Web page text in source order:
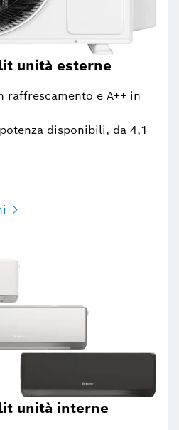
unità esterne
raffrescamento e A++ in
disponibili, da 4,1
unità interne